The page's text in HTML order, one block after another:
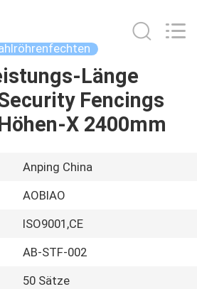
Länge
Fencings
X 2400mm
Anping China
AOBIAO
ISO9001,CE
AB-STF-002
50 Sätze